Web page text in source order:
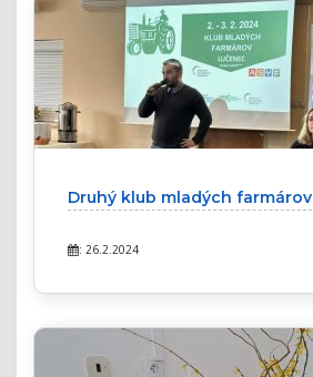
Druhý klub mladých farmárov
: 26.2.2024